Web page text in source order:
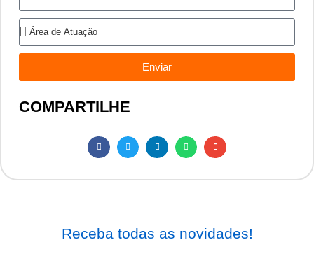
Enviar
COMPARTILHE
Receba todas as novidades!